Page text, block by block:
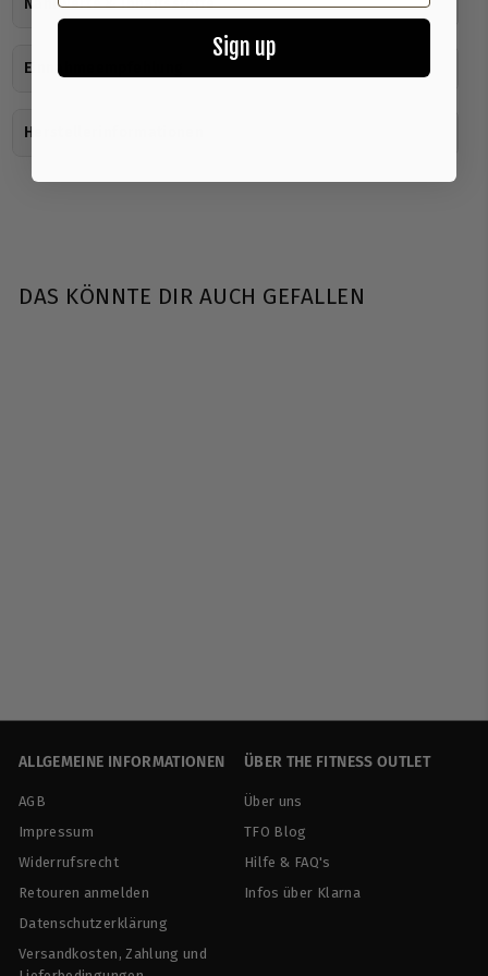
Nährwerte & Inhaltsstoffe
Einnahmeempfehlung
Herstellerinformationen
DAS KÖNNTE DIR AUCH GEFALLEN
0
ALLGEMEINE INFORMATIONEN
AGB
Impressum
Widerrufsrecht
Retouren anmelden
Datenschutzerklärung
Versandkosten, Zahlung und
ÜBER THE FITNESS OUTLET
Über uns
TFO Blog
Hilfe & FAQ's
Infos über Klarna
Sign up